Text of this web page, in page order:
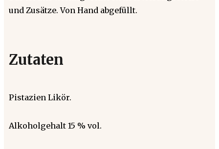
und Zusätze. Von Hand abgefüllt.
Zutaten
Pistazien Likör.
Alkoholgehalt 15 % vol.